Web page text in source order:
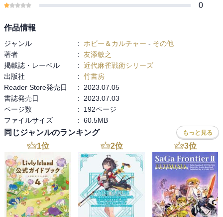
0
作品情報
ジャンル : ホビー＆カルチャー - その他
著者
: 友添敏之
掲載誌・レーベル
: 近代麻雀戦術シリーズ
出版社
: 竹書房
Reader Store発売日
:
2023.07.05
書誌発売日
:
2023.07.03
ページ数
:
192ページ
ファイルサイズ
: 60.5MB
同じジャンルのランキング もっと見る
1位 2位 3位